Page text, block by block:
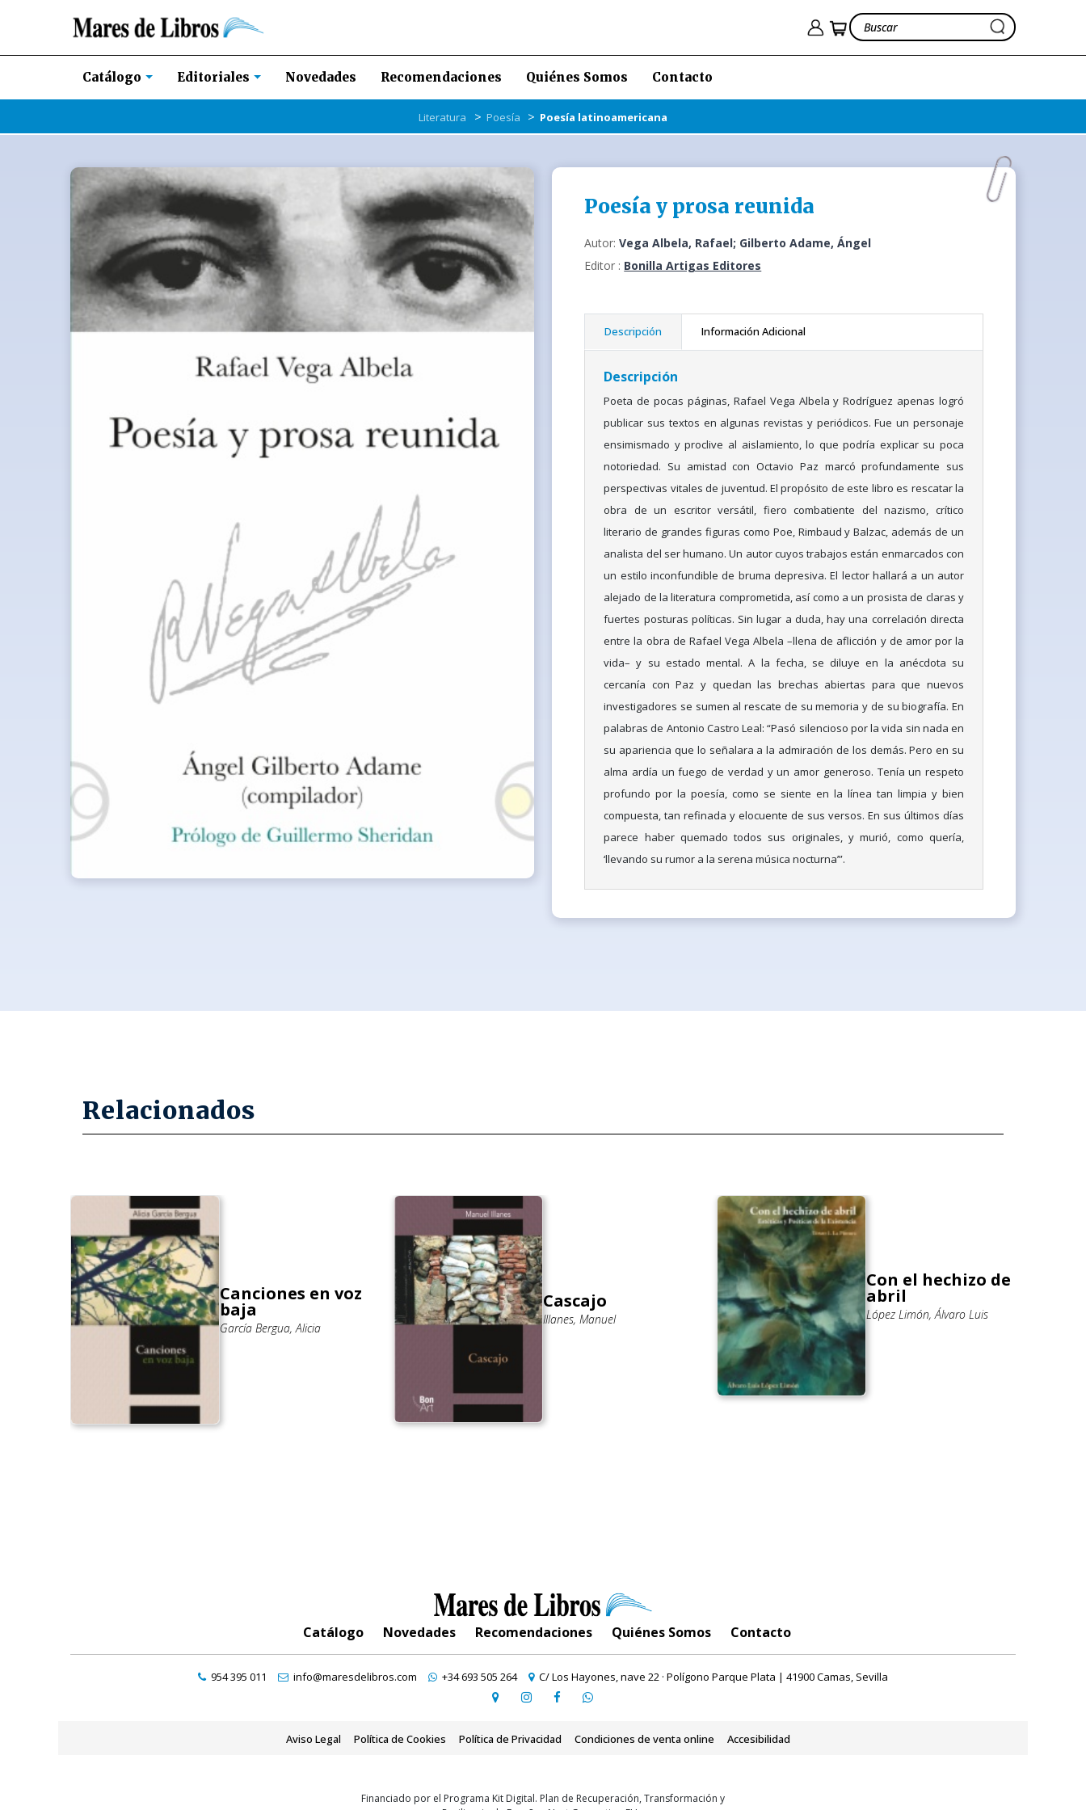
Catálogo Editoriales Novedades Recomendaciones Quiénes Somos Contacto
Literatura > Poesía > Poesía latinoamericana
Poesía y prosa reunida
Autor:Vega Albela, Rafael; Gilberto Adame, Ángel
Editor : Bonilla Artigas Editores
Descripción Información Adicional
Descripción
Poeta de pocas páginas, Rafael Vega Albela y Rodríguez apenas logró
publicar sus textos en algunas revistas y periódicos. Fue un personaje
ensimismado y proclive al aislamiento, lo que podría explicar su poca
notoriedad. Su amistad con Octavio Paz marcó profundamente sus
perspectivas vitales de juventud. El propósito de este libro es rescatar la
obra de un escritor versátil, fiero combatiente del nazismo, crítico
literario de grandes figuras como Poe, Rimbaud y Balzac, además de un
analista del ser humano. Un autor cuyos trabajos están enmarcados con
un estilo inconfundible de bruma depresiva. El lector hallará a un autor
alejado de la literatura comprometida, así como a un prosista de claras y
fuertes posturas políticas. Sin lugar a duda, hay una correlación directa
entre la obra de Rafael Vega Albela –llena de aflicción y de amor por la
vida– y su estado mental. A la fecha, se diluye en la anécdota su
cercanía con Paz y quedan las brechas abiertas para que nuevos
investigadores se sumen al rescate de su memoria y de su biografía. En
palabras de Antonio Castro Leal: “Pasó silencioso por la vida sin nada en
su apariencia que lo señalara a la admiración de los demás. Pero en su
alma ardía un fuego de verdad y un amor generoso. Tenía un respeto
profundo por la poesía, como se siente en la línea tan limpia y bien
compuesta, tan refinada y elocuente de sus versos. En sus últimos días
parece haber quemado todos sus originales, y murió, como quería,
‘llevando su rumor a la serena música nocturna’”.
Relacionados
Canciones en voz
baja
García Bergua, Alicia
Cascajo
Illanes, Manuel
Con el hechizo de
abril
López Limón, Álvaro Luis
Catálogo Novedades Recomendaciones Quiénes Somos Contacto
954 395 011 info@maresdelibros.com +34 693 505 264 C/ Los Hayones, nave 22 · Polígono Parque Plata | 41900 Camas, Sevilla
Aviso Legal Política de Cookies Política de Privacidad Condiciones de venta online Accesibilidad
Financiado por el Programa Kit Digital. Plan de Recuperación, Transformación y